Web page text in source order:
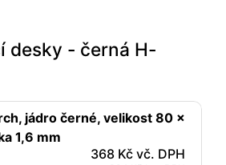
desky - černá H-
jádro černé, velikost 80 x
1,6 mm
368 Kč vč. DPH